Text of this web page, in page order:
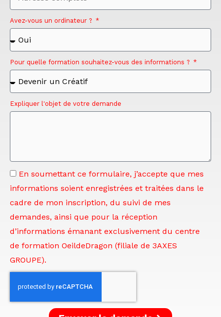
Avez-vous un ordinateur ?
Pour quelle formation souhaitez-vous des informations ?
Expliquer l'objet de votre demande
En soumettant ce formulaire, j’accepte que mes
informations soient enregistrées et traitées dans le
cadre de mon inscription, du suivi de mes
demandes, ainsi que pour la réception
d’informations émanant exclusivement du centre
de formation OeildeDragon (filiale de 3AXES
GROUPE).